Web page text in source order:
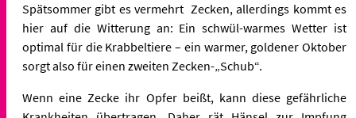
Spätsommer gibt es vermehrt Zecken, allerdings kommt es
hier auf die Witterung an: Ein schwül-warmes Wetter ist
optimal für die Krabbeltiere – ein warmer, goldener Oktober
sorgt also für einen zweiten Zecken-„Schub“.
Wenn eine Zecke ihr Opfer beißt, kann diese gefährliche